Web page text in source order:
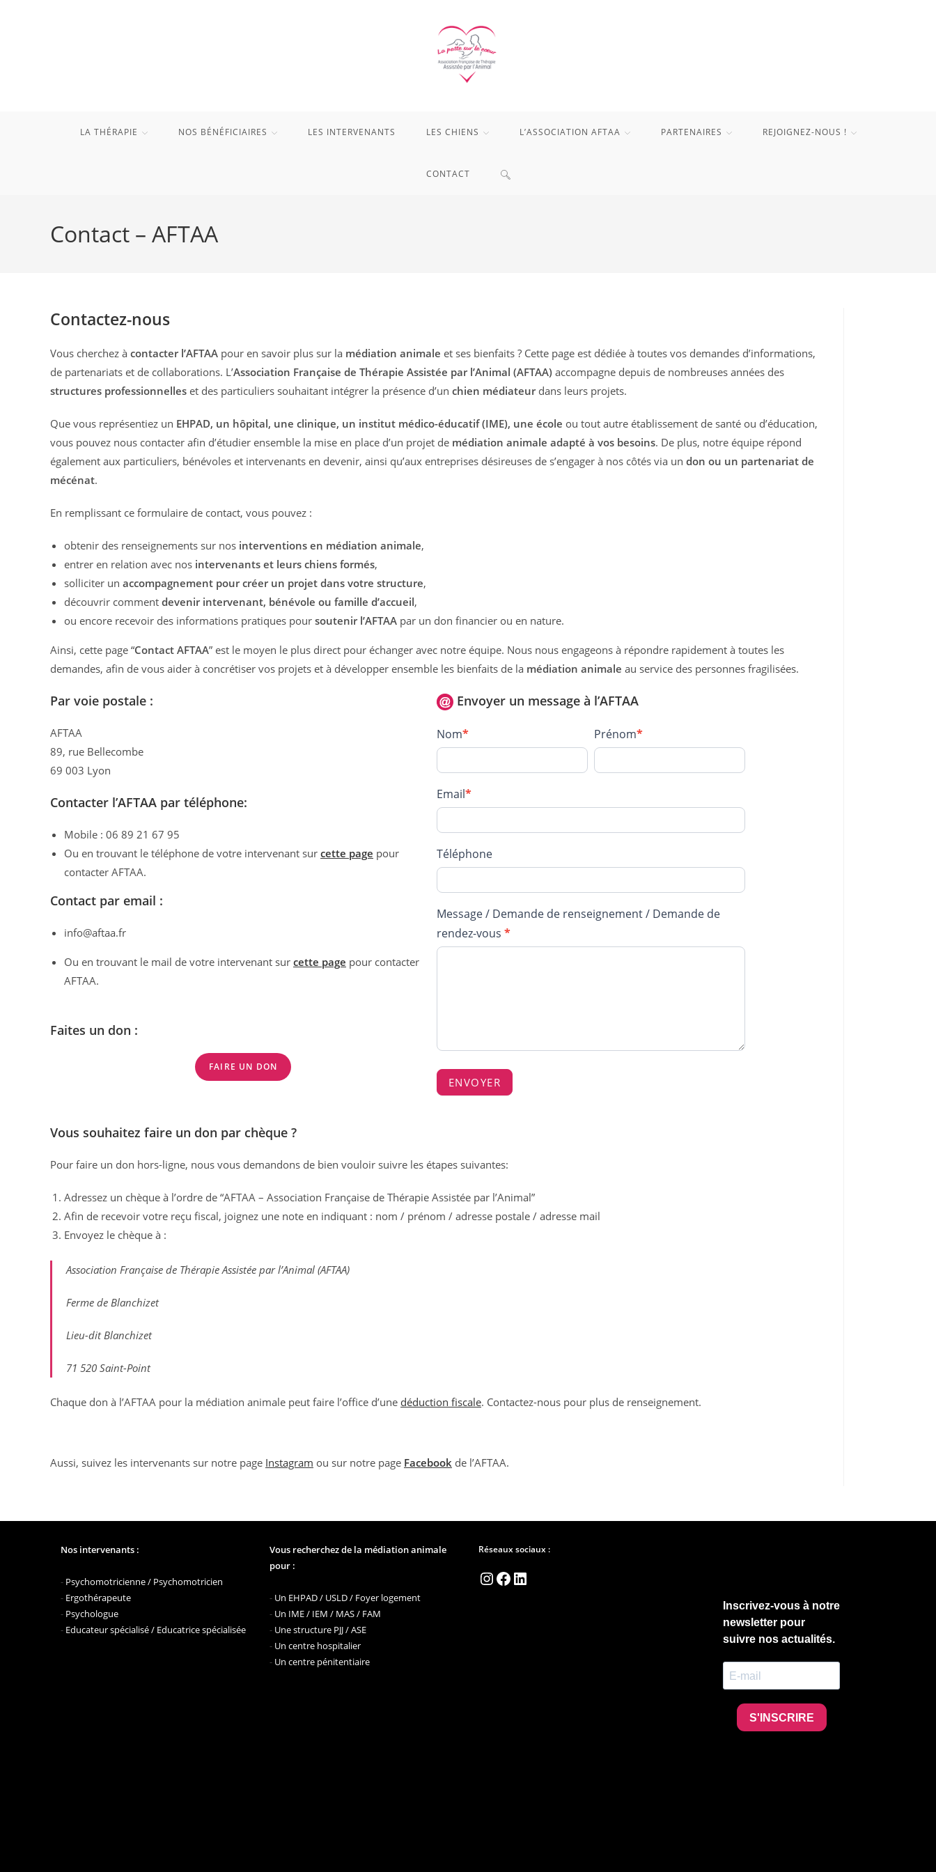
LA THÉRAPIE NOS BÉNÉFICIAIRES LES INTERVENANTS LES CHIENS L’ASSOCIATION AFTAA PARTENAIRES REJOIGNEZ-NOUS !
CONTACT TOGGLE
Contact – AFTAA
Contactez-nous
Vous cherchez à contacter l’AFTAA pour en savoir plus sur la médiation animale et ses bienfaits ? Cette page est dédiée à toutes vos demandes d’informations,
de partenariats et de collaborations. L’Association Française de Thérapie Assistée par l’Animal (AFTAA) accompagne depuis de nombreuses années des
structures professionnelles et des particuliers souhaitant intégrer la présence d’un chien médiateurdans leurs projets.
Que vous représentiez un EHPAD, un hôpital, une clinique, un institut médico-éducatif (IME), une école ou tout autre établissement de santé ou d’éducation,
vous pouvez nous contacter afin d’étudier ensemble la mise en place d’un projet de médiation animale adapté à vos besoins. De plus, notre équipe répond
également aux particuliers, bénévoles et intervenants en devenir, ainsi qu’aux entreprises désireuses de s’engager à nos côtés via un don ou un partenariat de
mécénat.
En remplissant ce formulaire de contact, vous pouvez :
obtenir des renseignements sur nos interventions en médiation animale,
entrer en relation avec nos intervenants et leurs chiens formés,
solliciter un accompagnement pour créer un projet dans votre structure,
découvrir comment devenir intervenant, bénévole ou famille d’accueil,
ou encore recevoir des informations pratiques pour soutenir l’AFTAA par un don financier ou en nature.
Ainsi, cette page “Contact AFTAA” est le moyen le plus direct pour échanger avec notre équipe. Nous nous engageons à répondre rapidement à toutes les
demandes, afin de vous aider à concrétiser vos projets et à développer ensemble les bienfaits de la médiation animale au service des personnes fragilisées.
Par voie postale :
AFTAA
89, rue Bellecombe
69 003 Lyon
Contacter l’AFTAA par téléphone:
Mobile : 06 89 21 67 95
Ou en trouvant le téléphone de votre intervenant sur cette page pour
contacter AFTAA.
Contact par email :
info@aftaa.fr
Ou en trouvant le mail de votre intervenant sur cette page pour contacter
AFTAA.
Faites un don :
FAIRE UN DON
Envoyer un message à l’AFTAA
C
o
n
t
a
c
–
T
A
Nom* Prénom*
Email*
Téléphone
Message / Demande de renseignement / Demande de
rendez-vous *
ENVOYER
Vous souhaitez faire un don par chèque ?
Pour faire un don hors-ligne, nous vous demandons de bien vouloir suivre les étapes suivantes:
Adressez un chèque à l’ordre de “AFTAA – Association Française de Thérapie Assistée par l’Animal”
Afin de recevoir votre reçu fiscal, joignez une note en indiquant : nom / prénom / adresse postale / adresse mail
Envoyez le chèque à :
Association Française de Thérapie Assistée par l’Animal (AFTAA)
Ferme de Blanchizet
Lieu-dit Blanchizet
71 520 Saint-Point
Chaque don à l’AFTAA pour la médiation animale peut faire l’office d’une déduction fiscale. Contactez-nous pour plus de renseignement.
Aussi, suivez les intervenants sur notre page Instagram ou sur notre page Facebook de l’AFTAA.
Nos intervenants :
- Psychomotricienne / Psychomotricien
- Ergothérapeute
- Psychologue
- Educateur spécialisé / Educatrice spécialisée
Vous recherchez de la médiation animale
pour :
- Un EHPAD / USLD / Foyer logement
- Un IME / IEM / MAS / FAM
- Une structure PJJ / ASE
- Un centre hospitalier
- Un centre pénitentiaire
Réseaux sociaux :
Instagram
Facebook
LinkedIn